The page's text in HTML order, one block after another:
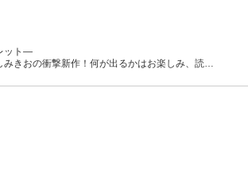
ット―
みきおの衝撃新作！何が出るかはお楽しみ、読…